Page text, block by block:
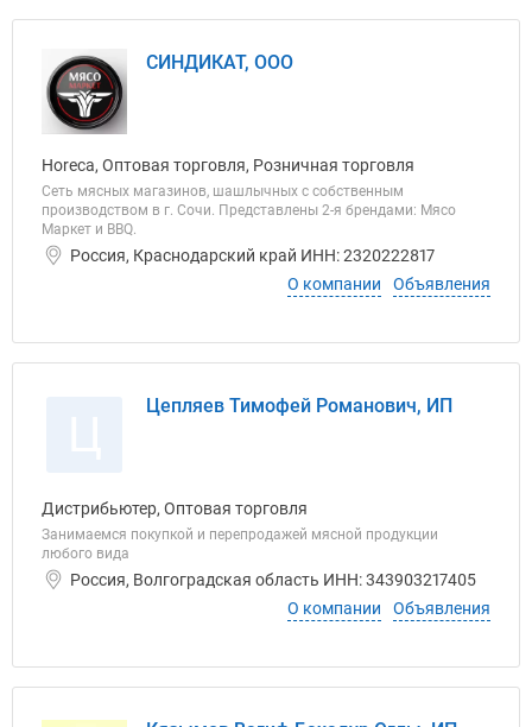
СИНДИКАТ, ООО
Horeca, Оптовая торговля, Розничная торговля
Сеть мясных магазинов, шашлычных с собственным
производством в г. Сочи. Представлены 2-я брендами: Мясо
Маркет и BBQ.
Россия, Краснодарский край ИНН: 2320222817
О компании
Объявления
Цепляев Тимофей Романович, ИП
Дистрибьютер, Оптовая торговля
Занимаемся покупкой и перепродажей мясной продукции
любого вида
Россия, Волгоградская область ИНН: 343903217405
О компании
Объявления